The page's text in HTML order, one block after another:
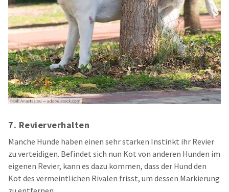
7. Revierverhalten
Manche Hunde haben einen sehr starken Instinkt ihr Revier
zu verteidigen. Befindet sich nun Kot von anderen Hunden im
eigenen Revier, kann es dazu kommen, dass der Hund den
Kot des vermeintlichen Rivalen frisst, um dessen Markierung